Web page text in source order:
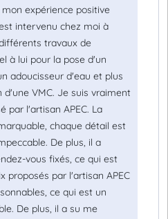
expérience positive
intervenu chez moi à
travaux de
à lui pour la pose d'un
adoucisseur d'eau et plus
VMC. Je suis vraiment
par l'artisan APEC. La
chaque détail est
De plus, il a
vous fixés, ce qui est
proposés par l'artisan APEC
ce qui est un
De plus, il a su me